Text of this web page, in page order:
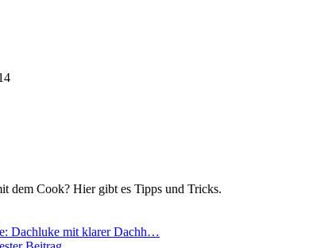
dem Cook? Hier gibt es Tipps und Tricks.
Dachluke mit klarer Dachh…